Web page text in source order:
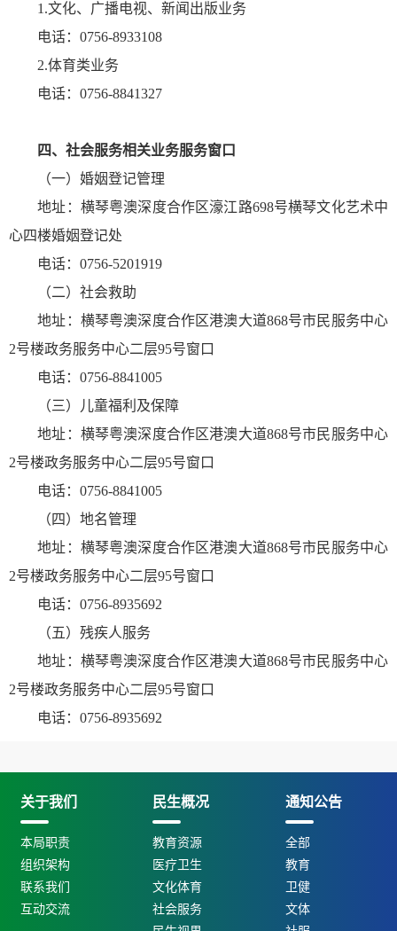
1.文化、广播电视、新闻出版业务
电话：0756-8933108
2.体育类业务
电话：0756-8841327
四、社会服务相关业务服务窗口
（一）婚姻登记管理
地址：横琴粤澳深度合作区濠江路698号横琴文化艺术中
心四楼婚姻登记处
电话：0756-5201919
（二）社会救助
地址：横琴粤澳深度合作区港澳大道868号市民服务中心
2号楼政务服务中心二层95号窗口
电话：0756-8841005
（三）儿童福利及保障
地址：横琴粤澳深度合作区港澳大道868号市民服务中心
2号楼政务服务中心二层95号窗口
电话：0756-8841005
（四）地名管理
地址：横琴粤澳深度合作区港澳大道868号市民服务中心
2号楼政务服务中心二层95号窗口
电话：0756-8935692
（五）残疾人服务
地址：横琴粤澳深度合作区港澳大道868号市民服务中心
2号楼政务服务中心二层95号窗口
电话：0756-8935692
关于我们
本局职责
组织架构
联系我们
互动交流
民生概况
教育资源
医疗卫生
文化体育
社会服务
通知公告
全部
教育
卫健
文体